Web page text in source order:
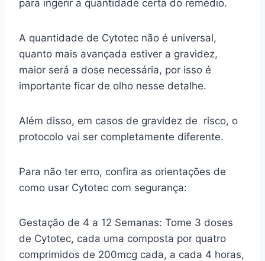
para ingerir a quantidade certa do remédio.
A quantidade de Cytotec não é universal,
quanto mais avançada estiver a gravidez,
maior será a dose necessária, por isso é
importante ficar de olho nesse detalhe.
Além disso, em casos de gravidez de risco, o
protocolo vai ser completamente diferente.
Para não ter erro, confira as orientações de
como usar Cytotec com segurança:
Gestação de 4 a 12 Semanas: Tome 3 doses
de Cytotec, cada uma composta por quatro
comprimidos de 200mcg cada, a cada 4 horas,